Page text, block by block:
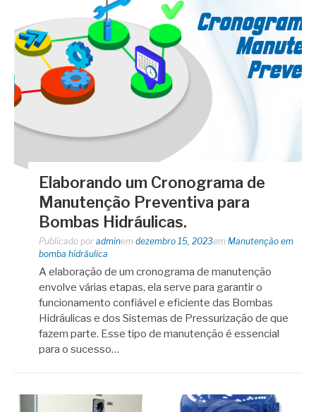
Elaborando um Cronograma de
Manutenção Preventiva para
Bombas Hidráulicas.
Publicado por adminem dezembro 15, 2023em Manutenção em
bomba hidráulica
A elaboração de um cronograma de manutenção
envolve várias etapas, ela serve para garantir o
funcionamento confiável e eficiente das Bombas
Hidráulicas e dos Sistemas de Pressurização de que
fazem parte. Esse tipo de manutenção é essencial
para o sucesso…